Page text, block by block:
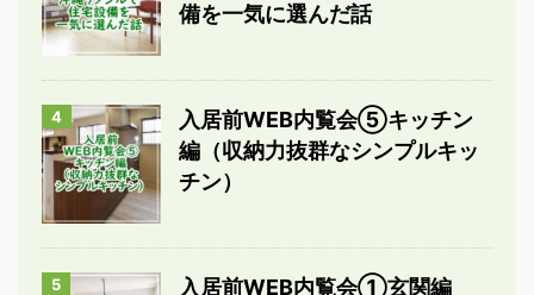
備を一気に選んだ話
4
入居前WEB内覧会⑤キッチン
編（収納力抜群なシンプルキッ
チン）
5
入居前WEB内覧会①玄関編